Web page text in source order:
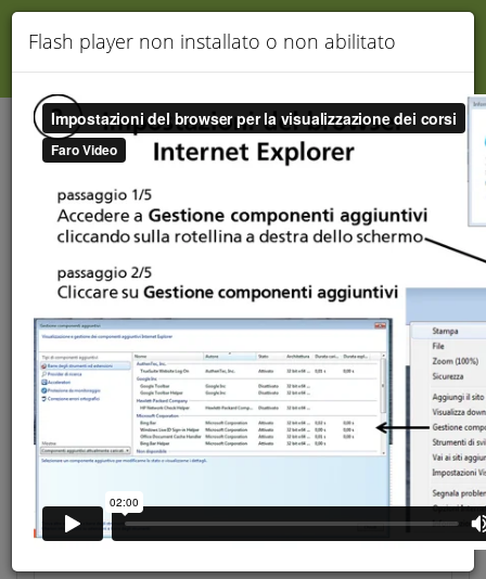
Assistenza
TERMINA
Flash player non installato o non abilitato
Gentile Utente, stai visualizzando un corso DEMO.
Per continuare la Tua formazione collegaticliccando
Utilizzo e-learning utente